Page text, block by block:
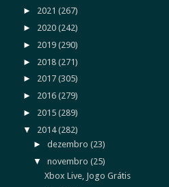
► 2021 (267)
► 2020 (242)
► 2019 (290)
► 2018 (271)
► 2017 (305)
► 2016 (279)
► 2015 (289)
▼ 2014(282)
►dezembro(23)
▼novembro(25)
Xbox Live, Jogo Grátis